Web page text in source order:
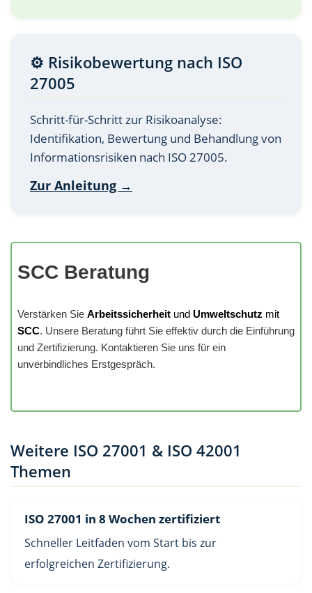
⚙️ Risikobewertung nach ISO
27005
Schritt-für-Schritt zur Risikoanalyse:
Identifikation, Bewertung und Behandlung von
Informationsrisiken nach ISO 27005.
Zur Anleitung →
SCC Beratung
Verstärken Sie Arbeitssicherheit und Umweltschutz mit
SCC. Unsere Beratung führt Sie effektiv durch die Einführung
und Zertifizierung. Kontaktieren Sie uns für ein
unverbindliches Erstgespräch.
Weitere ISO 27001 & ISO 42001
Themen
ISO 27001 in 8 Wochen zertifiziert
Schneller Leitfaden vom Start bis zur
erfolgreichen Zertifizierung.